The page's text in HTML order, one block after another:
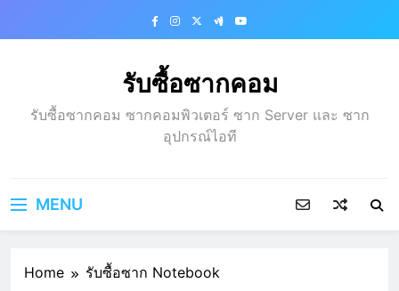
รับซื้อซากคอม
รับซื้อซากคอม ซากคอมพิวเตอร์ ซาก Server และ ซาก
อุปกรณ์ไอที
MENU
Home รับซื้อซาก Notebook